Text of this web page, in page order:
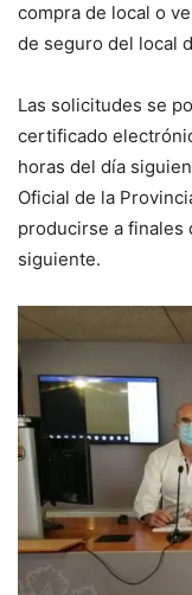
compra de local o
de seguro del local
Las solicitudes se
certificado
horas del día
Oficial de la
producirse a finales
siguiente.